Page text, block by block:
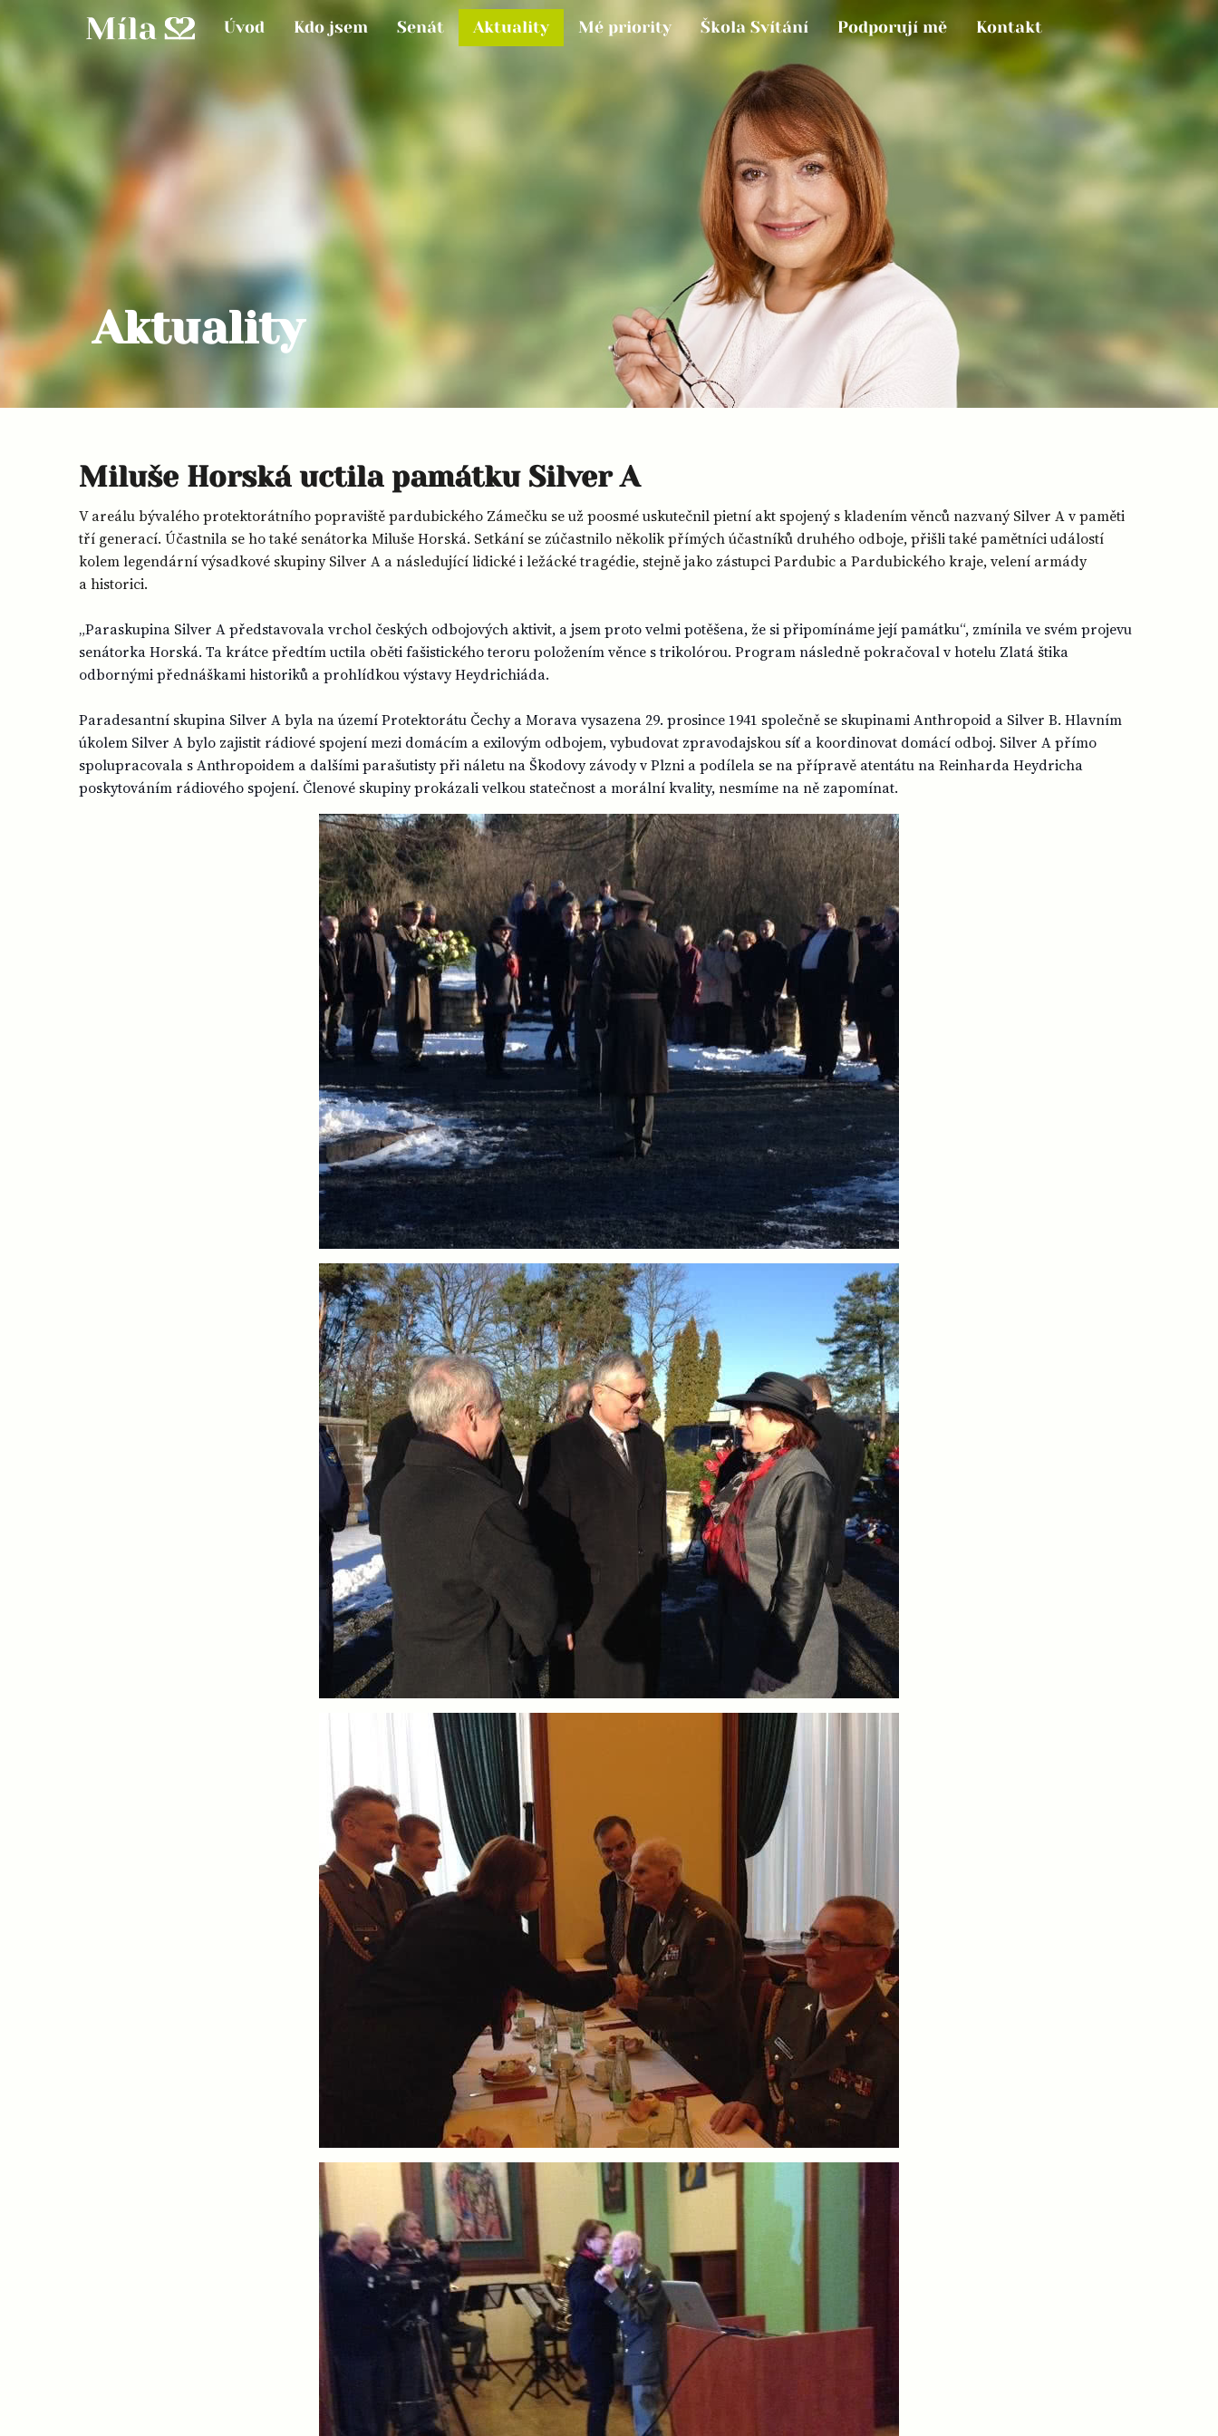
Úvod Kdo jsem Senát Aktuality Mé priority Škola Svítání Podporují mě Kontakt
Aktuality
Miluše Horská uctila památku Silver A
V areálu bývalého protektorátního popraviště pardubického Zámečku se už poosmé uskutečnil pietní akt spojený s kladením věnců nazvaný Silver A v paměti
tří generací. Účastnila se ho také senátorka Miluše Horská. Setkání se zúčastnilo několik přímých účastníků druhého odboje, přišli také pamětníci událostí
kolem legendární výsadkové skupiny Silver A a následující lidické i ležácké tragédie, stejně jako zástupci Pardubic a Pardubického kraje, velení armády
a historici.
„Paraskupina Silver A představovala vrchol českých odbojových aktivit, a jsem proto velmi potěšena, že si připomínáme její památku“, zmínila ve svém projevu
senátorka Horská. Ta krátce předtím uctila oběti fašistického teroru položením věnce s trikolórou. Program následně pokračoval v hotelu Zlatá štika
odbornými přednáškami historiků a prohlídkou výstavy Heydrichiáda.
Paradesantní skupina Silver A byla na území Protektorátu Čechy a Morava vysazena 29. prosince 1941 společně se skupinami Anthropoid a Silver B. Hlavním
úkolem Silver A bylo zajistit rádiové spojení mezi domácím a exilovým odbojem, vybudovat zpravodajskou síť a koordinovat domácí odboj. Silver A přímo
spolupracovala s Anthropoidem a dalšími parašutisty při náletu na Škodovy závody v Plzni a podílela se na přípravě atentátu na Reinharda Heydricha
poskytováním rádiového spojení. Členové skupiny prokázali velkou statečnost a morální kvality, nesmíme na ně zapomínat.